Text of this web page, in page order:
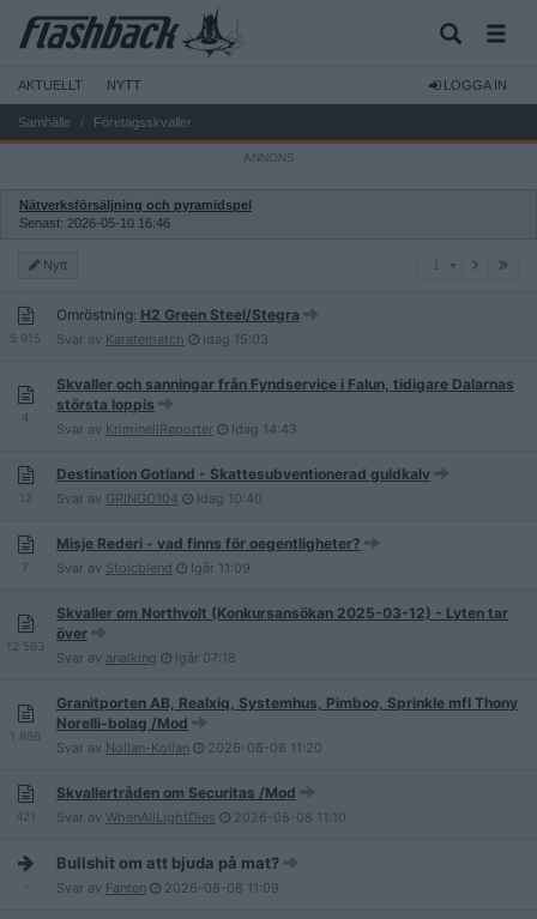
AKTUELLT NYTT LOGGA IN
Samhälle Företagsskvaller
Nätverksförsäljning och pyramidspel
Senast: 2026-05-10 16:46
Nytt
5 915
Omröstning: H2 Green Steel/Stegra
Svar av Karatematch Idag 15:03
4
Skvaller och sanningar från Fyndservice i Falun, tidigare Dalarnas
största loppis
Svar av KriminellReporter Idag 14:43
12
Destination Gotland - Skattesubventionerad guldkalv
Svar av GRINGO104 Idag 10:40
7
Misje Rederi - vad finns för oegentligheter?
Svar av Stoicblend Igår 11:09
12 563
Skvaller om Northvolt (Konkursansökan 2025-03-12) - Lyten tar
över
Svar av analking Igår 07:18
1 886
Granitporten AB, Realxiq, Systemhus, Pimboo, Sprinkle mfl Thony
Norelli-bolag /Mod
Svar av Nollan-Kollan 2026-08-08 11:20
421
Skvallertråden om Securitas /Mod
Svar av WhenAllLightDies 2026-08-08 11:10
Bullshit om att bjuda på mat?
Svar av Fanten 2026-08-08 11:09